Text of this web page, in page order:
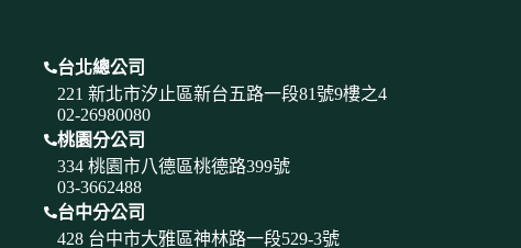
台北總公司
221 新北市汐止區新台五路一段81號9樓之4
02-26980080
桃園分公司
334 桃園市八德區桃德路399號
03-3662488
台中分公司
428 台中市大雅區神林路一段529-3號